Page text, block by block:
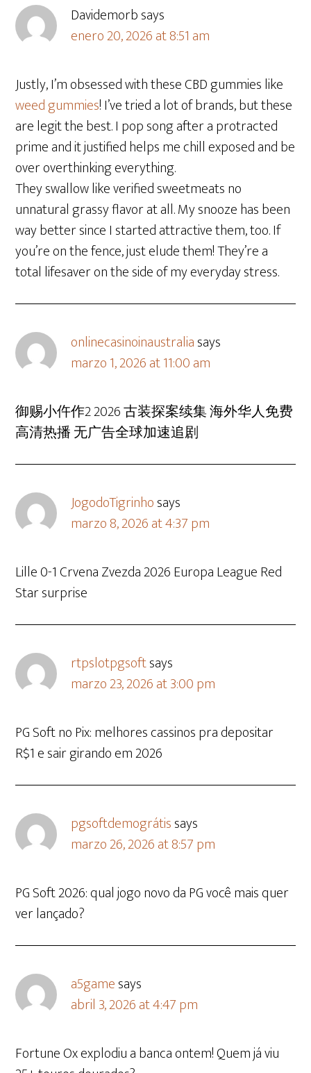
Davidemorbsays
enero 20, 2026 at 8:51 am
Justly, I’m obsessed with these CBD gummies like
weed gummies! I’ve tried a lot of brands, but these
are legit the best. I pop song after a protracted
prime and it justified helps me chill exposed and be
over overthinking everything.
They swallow like verified sweetmeats no
unnatural grassy flavor at all. My snooze has been
way better since I started attractive them, too. If
you’re on the fence, just elude them! They’re a
total lifesaver on the side of my everyday stress.
onlinecasinoinaustraliasays
marzo 1, 2026 at 11:00 am
御赐小仵作2 2026 古装探案续集 海外华人免费
高清热播 无广告全球加速追剧
JogodoTigrinhosays
marzo 8, 2026 at 4:37 pm
Lille 0-1 Crvena Zvezda 2026 Europa League Red
Star surprise
rtpslotpgsoftsays
marzo 23, 2026 at 3:00 pm
PG Soft no Pix: melhores cassinos pra depositar
R$1 e sair girando em 2026
pgsoftdemográtissays
marzo 26, 2026 at 8:57 pm
PG Soft 2026: qual jogo novo da PG você mais quer
ver lançado?
a5gamesays
abril 3, 2026 at 4:47 pm
Fortune Ox explodiu a banca ontem! Quem já viu